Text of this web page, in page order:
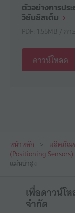
ตัวอย่างการปร
วิชันซิสเต็ม
PDF: 1.55MB / ภ
ดาวน์โหลด
หน้าหลัก ผลิตภั
(Positioning Sensors)
แม่นยำสูง
เพื่อดาวน์โ
จำกัด